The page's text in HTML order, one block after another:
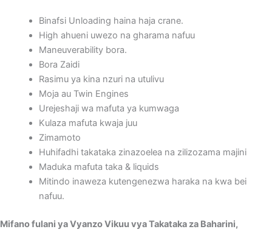
Binafsi Unloading haina haja crane.
High ahueni uwezo na gharama nafuu
Maneuverability bora.
Bora Zaidi
Rasimu ya kina nzuri na utulivu
Moja au Twin Engines
Urejeshaji wa mafuta ya kumwaga
Kulaza mafuta kwaja juu
Zimamoto
Huhifadhi takataka zinazoelea na zilizozama majini
Maduka mafuta taka & liquids
Mitindo inaweza kutengenezwa haraka na kwa bei
nafuu.
Mifano fulani ya Vyanzo Vikuu vya Takataka za Baharini,